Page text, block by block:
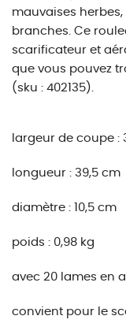
mauvaises
branches. Ce
scarificateur et
que vous pouvez
(sku : 402135).
largeur de coupe :
longueur : 39,5 cm
diamètre : 10,5 cm
poids : 0,98 kg
avec 20 lames en
convient pour le